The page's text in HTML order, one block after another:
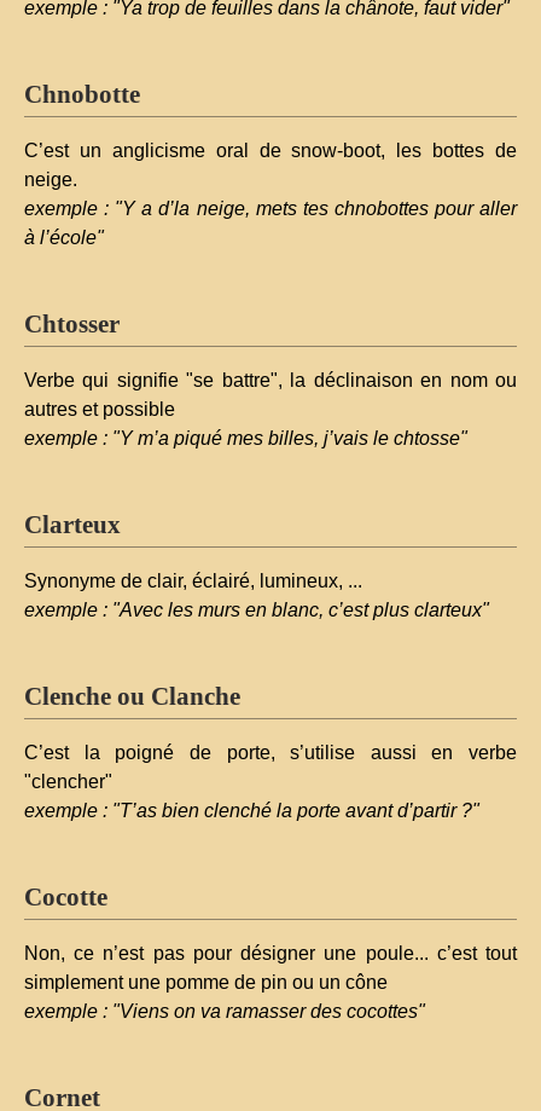
exemple : "Ya trop de feuilles dans la chânote, faut vider"
Chnobotte
C’est un anglicisme oral de snow-boot, les bottes de
neige.
exemple : "Y a d’la neige, mets tes chnobottes pour aller
à l’école"
Chtosser
Verbe qui signifie "se battre", la déclinaison en nom ou
autres et possible
exemple : "Y m’a piqué mes billes, j’vais le chtosse"
Clarteux
Synonyme de clair, éclairé, lumineux, ...
exemple : "Avec les murs en blanc, c’est plus clarteux"
Clenche ou Clanche
C’est la poigné de porte, s’utilise aussi en verbe
"clencher"
exemple : "T’as bien clenché la porte avant d’partir ?"
Cocotte
Non, ce n’est pas pour désigner une poule... c’est tout
simplement une pomme de pin ou un cône
exemple : "Viens on va ramasser des cocottes"
Cornet